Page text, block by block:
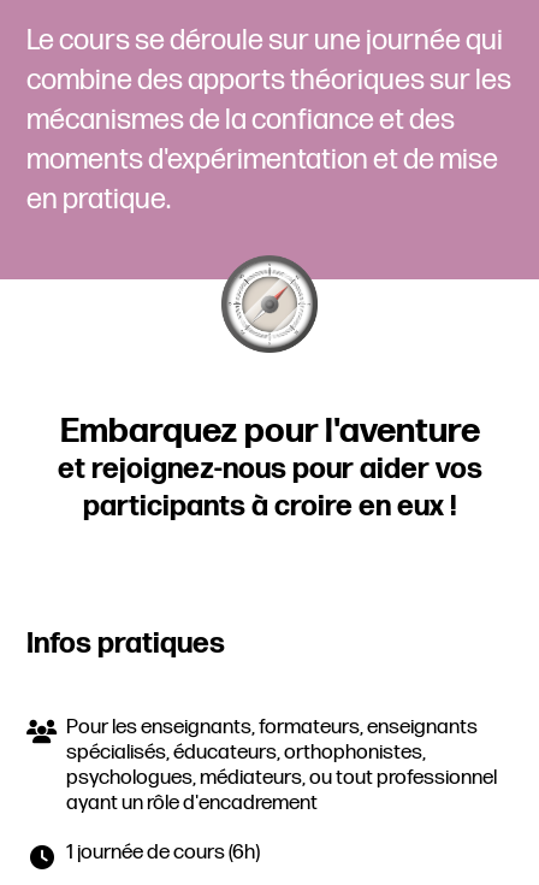
Le cours se déroule sur une journée qui
combine des apports théoriques sur les
mécanismes de la confiance et des
moments d'expérimentation et de mise
en pratique.
Embarquez pour l'aventure
et rejoignez-nous pour aider vos
participants à croire en eux !
Infos pratiques
Pour les enseignants, formateurs, enseignants
spécialisés, éducateurs, orthophonistes,
psychologues, médiateurs, ou tout professionnel
ayant un rôle d'encadrement
1 journée de cours (6h)